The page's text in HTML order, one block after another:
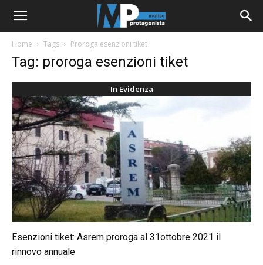
Home Tags Proroga esenzioni tiket
Tag: proroga esenzioni tiket
In Evidenza
Esenzioni tiket: Asrem proroga al 31ottobre 2021 il
rinnovo annuale